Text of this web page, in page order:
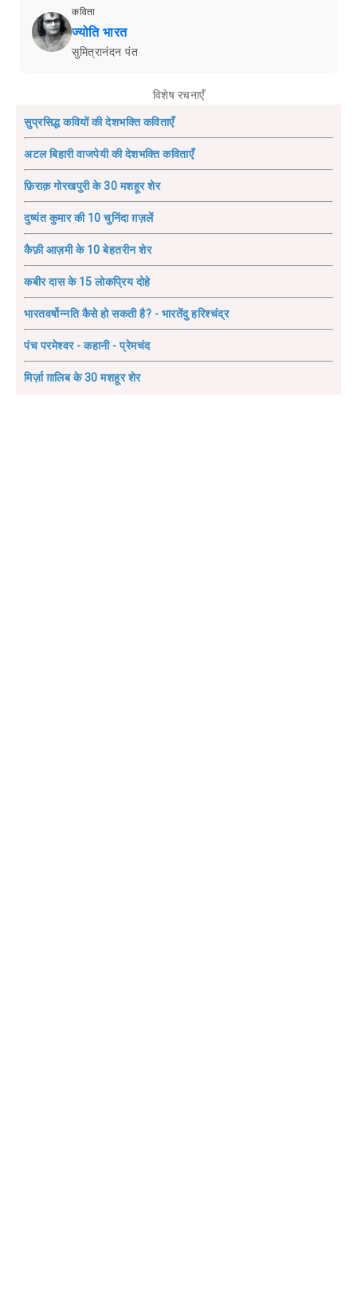
कविता
ज्योति भारत
सुमित्रानंदन पंत
विशेष रचनाएँ
सुप्रसिद्ध कवियों की देशभक्ति कविताएँ
अटल बिहारी वाजपेयी की देशभक्ति कविताएँ
फ़िराक़ गोरखपुरी के 30 मशहूर शेर
दुष्यंत कुमार की 10 चुनिंदा ग़ज़लें
कैफ़ी आज़मी के 10 बेहतरीन शेर
कबीर दास के 15 लोकप्रिय दोहे
भारतवर्षोन्नति कैसे हो सकती है? - भारतेंदु हरिश्चंद्र
पंच परमेश्वर - कहानी - प्रेमचंद
मिर्ज़ा ग़ालिब के 30 मशहूर शेर